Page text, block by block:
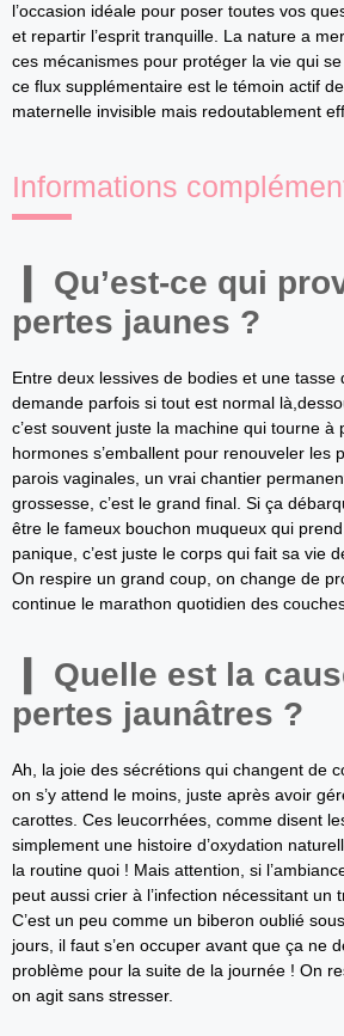
l’occasion idéale pour poser toutes vos
et repartir l’esprit tranquille. La nature a
ces mécanismes pour protéger la vie qui
ce flux supplémentaire est le témoin actif
maternelle invisible mais redoutablement
Informations
Qu’est-ce qui
pertes jaunes ?
Entre deux lessives de bodies et une tasse
demande parfois si tout est normal
c’est souvent juste la machine qui tourne à
hormones s’emballent pour renouveler les
parois vaginales, un vrai chantier
grossesse, c’est le grand final. Si ça
être le fameux bouchon muqueux qui
panique, c’est juste le corps qui fait sa vie
On respire un grand coup, on change de
continue le marathon quotidien des
Quelle est la
pertes jaunâtres ?
Ah, la joie des sécrétions qui changent de
on s’y attend le moins, juste après avoir
carottes. Ces leucorrhées, comme disent
simplement une histoire d’oxydation
la routine quoi ! Mais attention, si
peut aussi crier à l’infection nécessitant un
C’est un peu comme un biberon oublié
jours, il faut s’en occuper avant que ça ne
problème pour la suite de la journée ! On
on agit sans stresser.